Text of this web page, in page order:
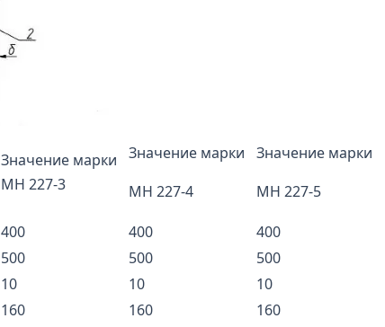
Значение марки
МН 227-3
Значение марки
МН 227-4
Значение марки
МН 227-5
400 400
400
500 500
500
10 10
10
160 160
160